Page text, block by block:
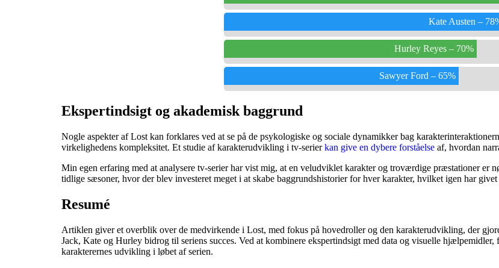
Kate Austen –
Hurley Reyes – 70%
Sawyer Ford – 65%
Ekspertindsigt og akademisk baggrund
Nogle aspekter af Lost kan forklares ved at se på de psykologiske og sociale dynamikker bag
virkelighedens kompleksitet. Et studie af karakterudvikling i tv-serierkan give en dybere forståelse af, hvordan
Min egen erfaring med at analysere tv-serier har vist mig, at en veludviklet karakter og troværdige præstationer er
tidlige sæsoner, hvor der blev investeret meget i at skabe baggrundshistorier for hver karakter, hvilket igen har givet
Resumé
Artiklen giver et overblik over de medvirkende i Lost, med fokus på hovedroller og den karakterudvikling, der
Jack, Kate og Hurley bidrog til seriens succes. Ved at kombinere ekspertindsigt med data og visuelle
karakterernes udvikling i løbet af serien.